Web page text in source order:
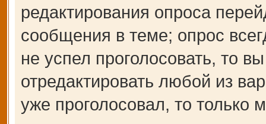
редактирования опроса
сообщения в теме; опрос
не успел проголосовать, то
отредактировать любой из
уже проголосовал, то только